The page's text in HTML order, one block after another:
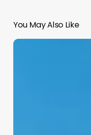
You May Also Like